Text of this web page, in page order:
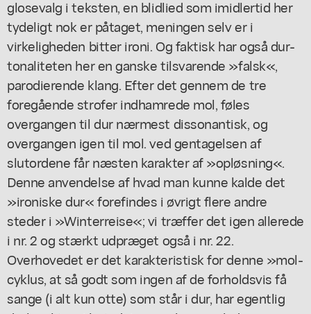
glosevalg i teksten, en blidlied som imidlertid her
tydeligt nok er påtaget, meningen selv er i
virkeligheden bitter ironi. Og faktisk har også dur-
tonaliteten her en ganske tilsvarende »falsk«,
parodierende klang. Efter det gennem de tre
foregående strofer indhamrede mol, føles
overgangen til dur nærmest dissonantisk, og
overgangen igen til mol. ved gentagelsen af
slutordene får næsten karakter af »opløsning«.
Denne anvendelse af hvad man kunne kalde det
»ironiske dur« forefindes i øvrigt flere andre
steder i »Winterreise«; vi træffer det igen allerede
i nr. 2 og stærkt udpræget også i nr. 22.
Overhovedet er det karakteristisk for denne »mol-
cyklus, at så godt som ingen af de forholdsvis få
sange (i alt kun otte) som står i dur, har egentlig